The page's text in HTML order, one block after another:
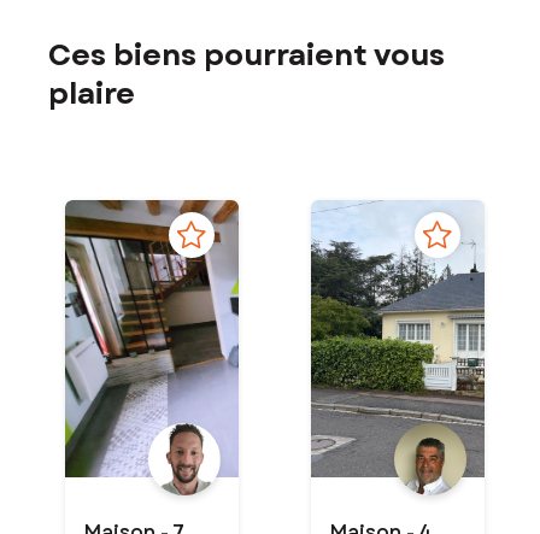
Ces biens pourraient vous
plaire